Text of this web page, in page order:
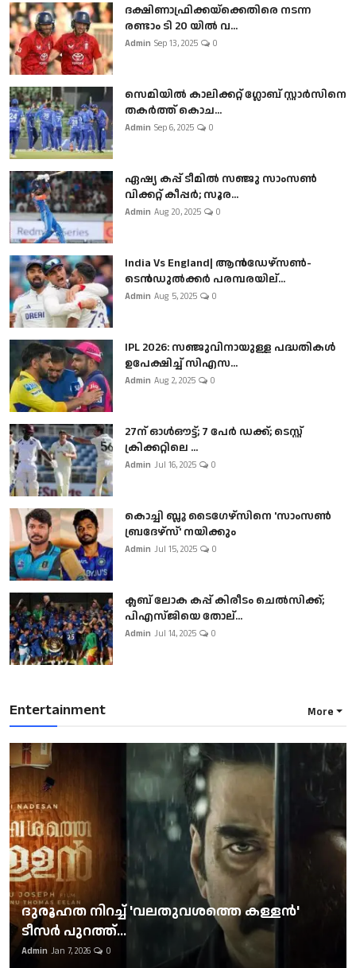
ദക്ഷിണാഫ്രിക്കയ്‌ക്കെതിരെ നടന്ന
രണ്ടാം ടി 20 യിൽ വ...
Admin Sep 13, 2025 0
സെമിയിൽ കാലിക്കറ്റ് ഗ്ലോബ് സ്റ്റാർസിനെ
തകർത്ത് കൊച...
Admin Sep 6, 2025 0
ഏഷ്യ കപ്പ് ടീമിൽ സഞ്ജു സാംസൺ
വിക്കറ്റ് കീപ്പർ; സൂര...
Admin Aug 20, 2025 0
India Vs England| ആൻഡേഴ്സൺ-
ടെൻഡുല്‍ക്കർ പരമ്പരയില്...
Admin Aug 5, 2025 0
IPL 2026: സഞ്ജുവിനായുള്ള പദ്ധതികൾ
ഉപേക്ഷിച്ച് സിഎസ...
Admin Aug 2, 2025 0
27ന് ഓൾഔട്ട്; 7 പേർ ഡക്ക്; ടെസ്റ്റ്
ക്രിക്കറ്റിലെ ...
Admin Jul 16, 2025 0
കൊച്ചി ബ്ലൂ ടൈഗേഴ്സിനെ 'സാംസൺ
ബ്രദേഴ്സ്' നയിക്കും
Admin Jul 15, 2025 0
ക്ലബ് ലോക കപ്പ് കിരീടം ചെല്‍സിക്ക്;
പിഎസ്ജിയെ തോല്...
Admin Jul 14, 2025 0
Entertainment More
ദുരൂഹത നിറച്ച് 'വലതുവശത്തെ കള്ളന്‍'
ടീസര്‍ പുറത്ത്...
Admin Jan 7, 2026 0